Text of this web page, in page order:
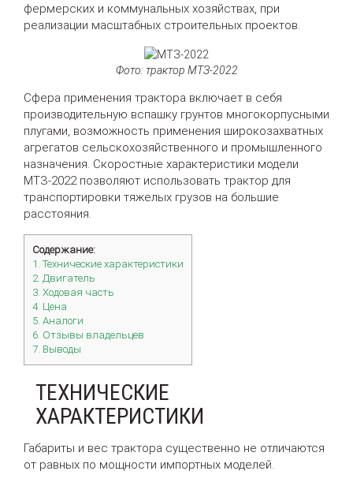
фермерских и коммунальных хозяйствах, при
реализации масштабных строительных проектов.
Фото: трактор МТЗ-2022
Сфера применения трактора включает в себя
производительную вспашку грунтов многокорпусными
плугами, возможность применения широкозахватных
агрегатов сельскохозяйственного и промышленного
назначения. Скоростные характеристики модели
МТЗ-2022 позволяют использовать трактор для
транспортировки тяжелых грузов на большие
расстояния.
Содержание:
1. Технические характеристики
2. Двигатель
3. Ходовая часть
4. Цена
5. Аналоги
6. Отзывы владельцев
7. Выводы
ТЕХНИЧЕСКИЕ
ХАРАКТЕРИСТИКИ
Габариты и вес трактора существенно не отличаются
от равных по мощности импортных моделей.